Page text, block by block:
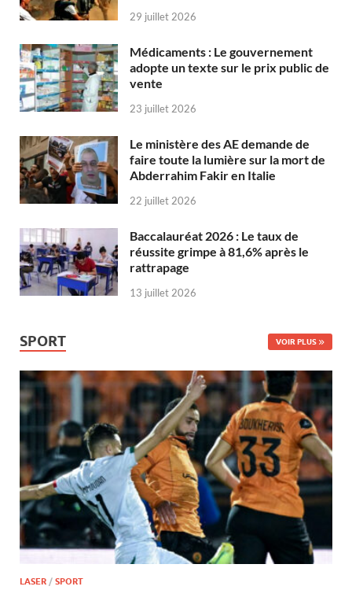
29 juillet 2026
Médicaments : Le gouvernement
adopte un texte sur le prix public de
vente
23 juillet 2026
Le ministère des AE demande de
faire toute la lumière sur la mort de
Abderrahim Fakir en Italie
22 juillet 2026
Baccalauréat 2026 : Le taux de
réussite grimpe à 81,6% après le
rattrapage
13 juillet 2026
SPORT VOIR PLUS
LASER / SPORT